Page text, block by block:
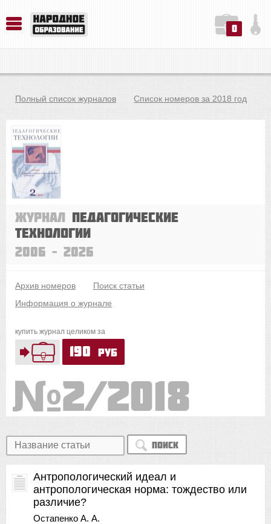
0
Полный список журналов Список номеров за 2018 год
Журнал Педагогические
технологии
2006 – 2026
Архив номеров
Поиск статьи
Информация о журнале
купить журнал целиком за
190 руб
2/2018
Поиск
Антропологический идеал и
антропологическая норма: тождество или
различие?
Остапенко А. А.